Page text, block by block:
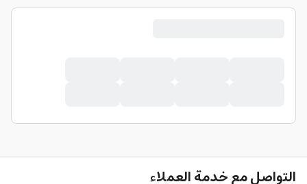
التواصل مع خدمة العملاء